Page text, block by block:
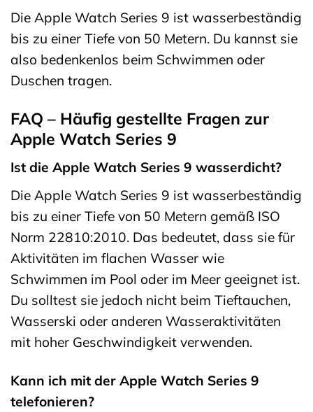
Die Apple Watch Series 9 ist wasserbeständig
bis zu einer Tiefe von 50 Metern. Du kannst sie
also bedenkenlos beim Schwimmen oder
Duschen tragen.
FAQ – Häufig gestellte Fragen zur
Apple Watch Series 9
Ist die Apple Watch Series 9 wasserdicht?
Die Apple Watch Series 9 ist wasserbeständig
bis zu einer Tiefe von 50 Metern gemäß ISO
Norm 22810:2010. Das bedeutet, dass sie für
Aktivitäten im flachen Wasser wie
Schwimmen im Pool oder im Meer geeignet ist.
Du solltest sie jedoch nicht beim Tieftauchen,
Wasserski oder anderen Wasseraktivitäten
mit hoher Geschwindigkeit verwenden.
Kann ich mit der Apple Watch Series 9
telefonieren?